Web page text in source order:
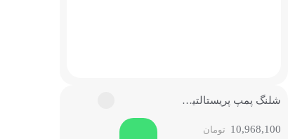
شلنگ پمپ پریستالتیک سیلیکونی
تومان 10,968,100